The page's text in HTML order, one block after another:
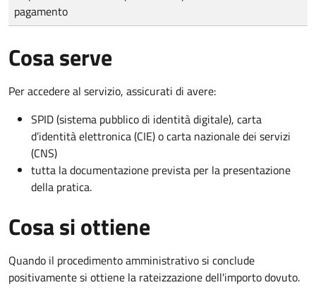
pagamento
Cosa serve
Per accedere al servizio, assicurati di avere:
SPID (sistema pubblico di identità digitale), carta
d’identità elettronica (CIE) o carta nazionale dei servizi
(CNS)
tutta la documentazione prevista per la presentazione
della pratica.
Cosa si ottiene
Quando il procedimento amministrativo si conclude
positivamente si ottiene la rateizzazione dell'importo dovuto.